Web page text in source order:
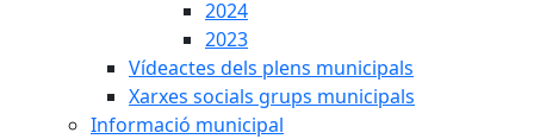
2024
2023
Vídeactes dels plens municipals
Xarxes socials grups municipals
Informació municipal